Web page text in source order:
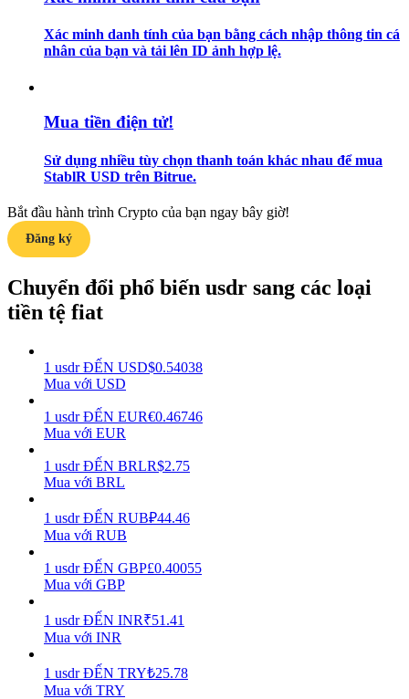
Chiến lược giao dịch
Earn
Power Piggy
Staking
Lợi nhuận cao và truy cập ngay lập tức
Xác minh danh tính của bạn bằng cách nhập thông tin cá
nhân của bạn và tải lên ID ảnh hợp lệ.
Mua tiền điện tử!
Sử dụng nhiều tùy chọn thanh toán khác nhau để mua
StablR USD trên Bitrue.
Bắt đầu hành trình Crypto của bạn ngay bây giờ!
Đăng ký
Chuyển đổi phổ biến usdr sang các loại
tiền tệ fiat
1 usdr ĐẾN USD$0.54038
Mua với USD
1 usdr ĐẾN EUR€0.46746
Mua với EUR
1 usdr ĐẾN BRLR$2.75
Mua với BRL
1 usdr ĐẾN RUB₽44.46
Mua với RUB
1 usdr ĐẾN GBP£0.40055
Mua với GBP
1 usdr ĐẾN INR₹51.41
Mua với INR
1 usdr ĐẾN TRY₺25.78
Mua với TRY